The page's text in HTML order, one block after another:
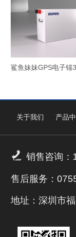
关于我们 产品
 销售咨询
售后服务：
地址：深圳市